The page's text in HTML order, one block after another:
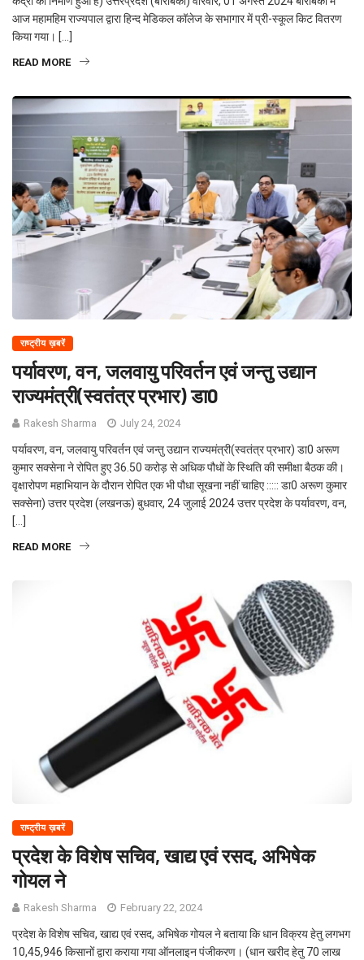
आज महामहिम राज्यपाल द्वारा हिन्द मेडिकल कॉलेज के सभागार में प्री-स्कूल किट वितरण
किया गया। […]
READ MORE
राष्ट्रीय ख़बरें
पर्यावरण, वन, जलवायु परिवर्तन एवं जन्तु उद्यान
राज्यमंत्री(स्वतंत्र प्रभार) डा0
Rakesh Sharma July 24, 2024
पर्यावरण, वन, जलवायु परिवर्तन एवं जन्तु उद्यान राज्यमंत्री(स्वतंत्र प्रभार) डा0 अरूण
कुमार सक्सेना ने रोपित हुए 36.50 करोड़ से अधिक पौधों के स्थिति की समीक्षा बैठक की।
वृक्षारोपण महाभियान के दौरान रोपित एक भी पौधा सूखना नहीं चाहिए ::::: डा0 अरूण कुमार
सक्सेना) उत्तर प्रदेश (लखनऊ) बुधवार, 24 जुलाई 2024 उत्तर प्रदेश के पर्यावरण, वन,
[…]
READ MORE
राष्ट्रीय ख़बरें
प्रदेश के विशेष सचिव, खाद्य एवं रसद, अभिषेक
गोयल ने
Rakesh Sharma February 22, 2024
प्रदेश के विशेष सचिव, खाद्य एवं रसद, अभिषेक गोयल ने बताया कि धान विक्रय हेतु लगभग
10,45,946 किसानों द्वारा कराया गया ऑनलाइन पंजीकरण। (धान खरीद हेतु 70 लाख